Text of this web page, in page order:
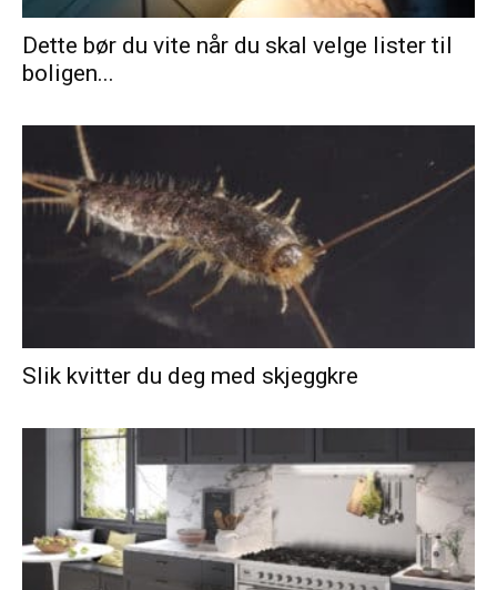
Dette bør du vite når du skal velge lister til
boligen...
Slik kvitter du deg med skjeggkre